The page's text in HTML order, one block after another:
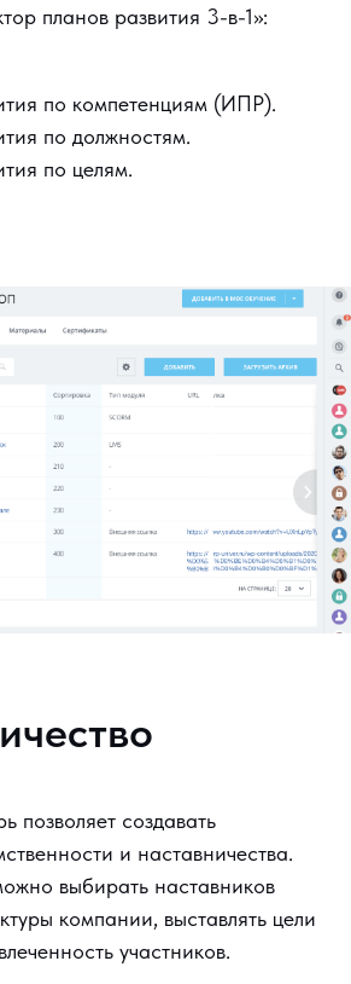
планов развития 3-в-1»:
по компетенциям (ИПР).
по должностям.
по целям.
позволяет создавать
и наставничества.
выбирать наставников
компании, выставлять цели
участников.